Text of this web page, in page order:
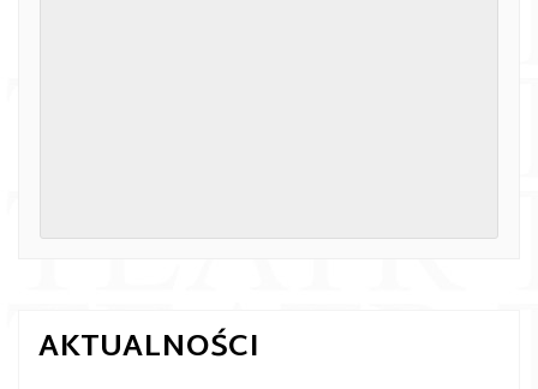
AKTUALNOŚCI